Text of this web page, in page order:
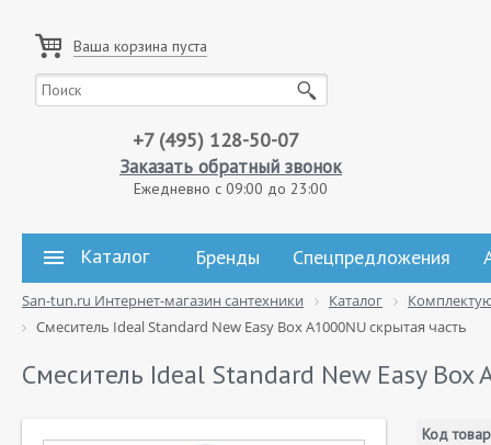
Ваша корзина пуста
+7 (495) 128-50-07
Заказать обратный звонок
Ежедневно с 09:00 до 23:00
Каталог Бренды Спецпредложения
San-tun.ru Интернет-магазин сантехники Каталог
Смеситель Ideal Standard New Easy Box A1000NU скрытая часть
Смеситель Ideal Standard New Easy Box
Код